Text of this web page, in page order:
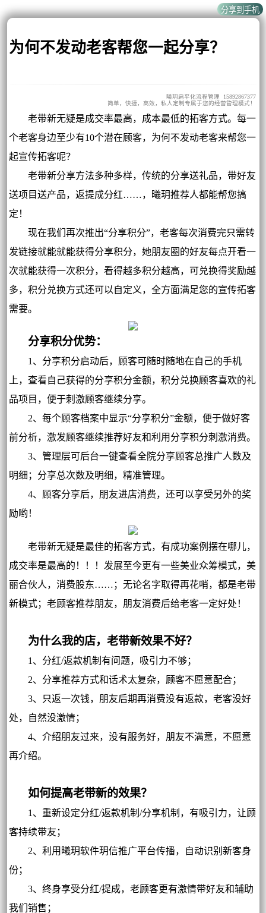
为何不发动老客帮您一起分享？
曦玥扁平化流程管理 15892867377
简单，快捷，高效，私人定制专属于您的经营管理模式！
老带新无疑是成交率最高，成本最低的拓客方式。每一
个老客身边至少有10个潜在顾客，为何不发动老客来帮您一
起宣传拓客呢？
老带新分享方法多种多样，传统的分享送礼品，带好友
送项目送产品，返提成分红……，曦玥推荐人都能帮您搞
定！
现在我们再次推出“分享积分”，老客每次消费完只需转
发链接就能就能获得分享积分，她朋友圈的好友每点开看一
次就能获得一次积分，看得越多积分越高，可兑换得奖励越
多，积分兑换方式还可以自定义，全方面满足您的宣传拓客
需要。
分享积分优势：
1、分享积分启动后，顾客可随时随地在自己的手机
上，查看自己获得的分享积分金额，积分兑换顾客喜欢的礼
品项目，便于刺激顾客继续分享。
2、每个顾客档案中显示“分享积分”金额，便于做好客
前分析，激发顾客继续推荐好友和利用分享积分刺激消费。
3、管理层可后台一键查看全院分享顾客总推广人数及
明细；分享总次数及明细，精准管理。
4、顾客分享后，朋友进店消费，还可以享受另外的奖
励哟！
老带新无疑是最佳的拓客方式，有成功案例摆在哪儿，
成交率是最高的！！！发展至今更有一些美业众筹模式，美
丽合伙人，消费股东……；无论名字取得再花哨，都是老带
新模式；老顾客推荐朋友，朋友消费后给老客一定好处！
为什么我的店，老带新效果不好？
1、分红/返款机制有问题，吸引力不够；
2、分享推荐方式和话术太复杂，顾客不愿意配合；
3、只返一次钱，朋友后期再消费没有返款，老客没好
处，自然没激情；
4、介绍朋友过来，没有服务好，朋友不满意，不愿意
再介绍。
如何提高老带新的效果？
1、重新设定分红/返款机制/分享机制，有吸引力，让顾
客持续带友；
2、利用曦玥软件玥信推广平台传播，自动识别新客身
份；
3、终身享受分红/提成，老顾客更有激情带好友和辅助
我们销售；